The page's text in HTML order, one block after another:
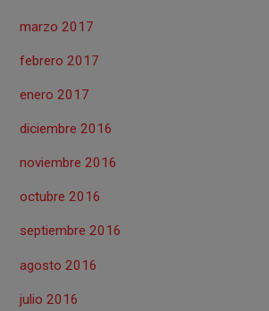
marzo 2017
febrero 2017
enero 2017
diciembre 2016
noviembre 2016
octubre 2016
septiembre 2016
agosto 2016
julio 2016